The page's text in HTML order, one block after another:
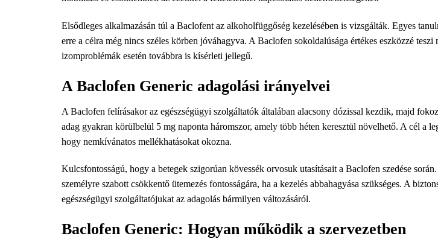
Elsődleges alkalmazásán túl a Baclofent az alkoholfüggőség kezelésében is vizsgálták. Egyes
erre a célra még nincs széles körben jóváhagyva. A Baclofen sokoldalúsága értékes eszközzé
izomproblémák esetén továbbra is kísérleti jellegű.
A Baclofen Generic adagolási irányelvei
A Baclofen felírásakor az egészségügyi szolgáltatók általában alacsony dózissal kezdik, majd
adag gyakran körülbelül 5 mg naponta háromszor, amely több héten keresztül növelhető. A cél a
hogy nemkívánatos mellékhatásokat okozna.
Kulcsfontosságú, hogy a betegek szigorúan kövessék orvosuk utasításait a Baclofen szedése
személyre szabott csökkentő ütemezés fontosságára, ha a kezelés abbahagyása szükséges. A
egészségügyi szolgáltatójukat az adagolás bármilyen változásáról.
Baclofen Generic: Hogyan működik a szervezetben